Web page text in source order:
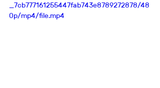
_7cb777161255447fab743e8789272878/48
0p/mp4/file.mp4